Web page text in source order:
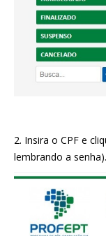
2. Insira o CPF e
lembrando a senha).